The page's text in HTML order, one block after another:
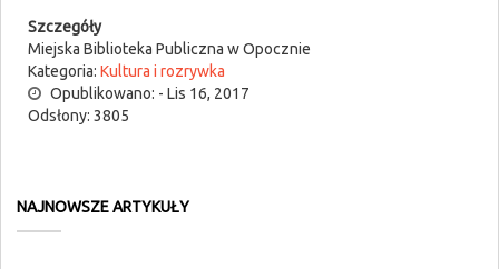
Szczegóły
Miejska Biblioteka Publiczna w Opocznie
Kategoria: Kultura i rozrywka
Opublikowano: - Lis 16, 2017
Odsłony: 3805
NAJNOWSZE ARTYKUŁY